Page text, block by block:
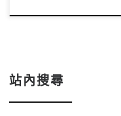
站內搜尋